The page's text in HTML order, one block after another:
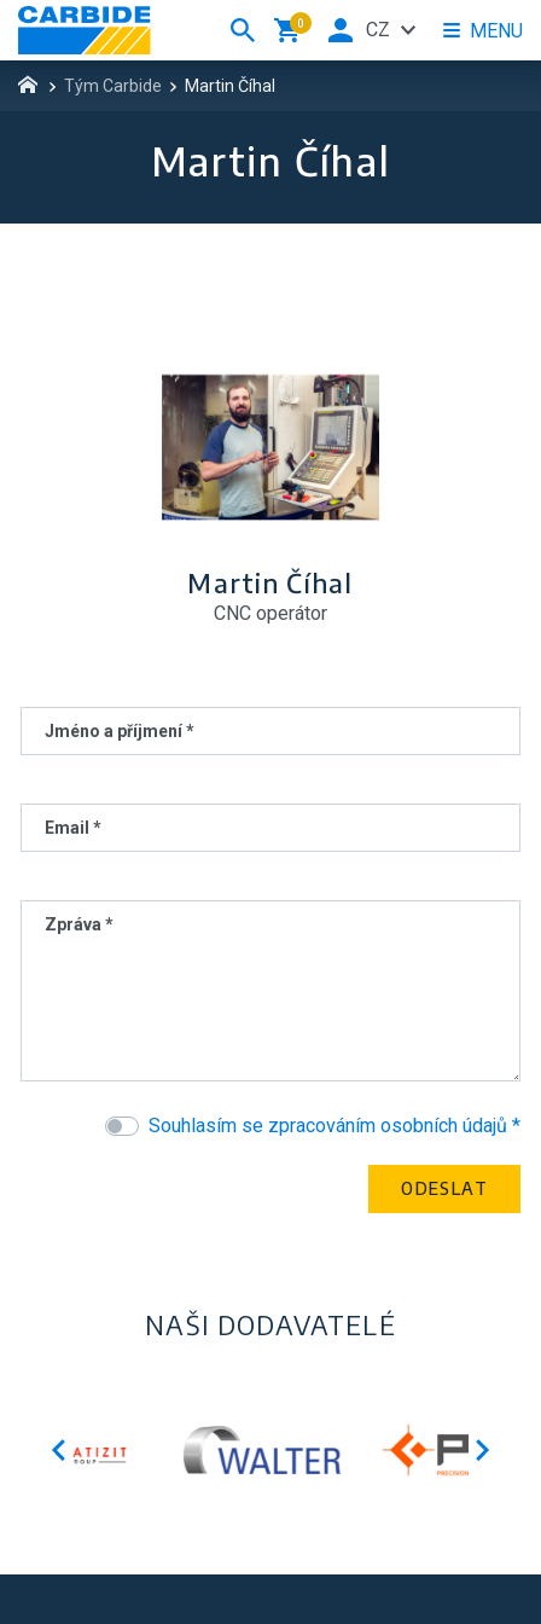
Tým Carbide Martin Číhal
Martin Číhal
Martin Číhal
CNC operátor
Jméno a příjmení *
Email *
Zpráva *
Souhlasím se zpracováním osobních údajů *
NAŠI DODAVATELÉ
0 MENU
CZ